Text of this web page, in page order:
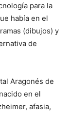
para la
había en el
(dibujos) y
de
Aragonés de
en el
afasia,